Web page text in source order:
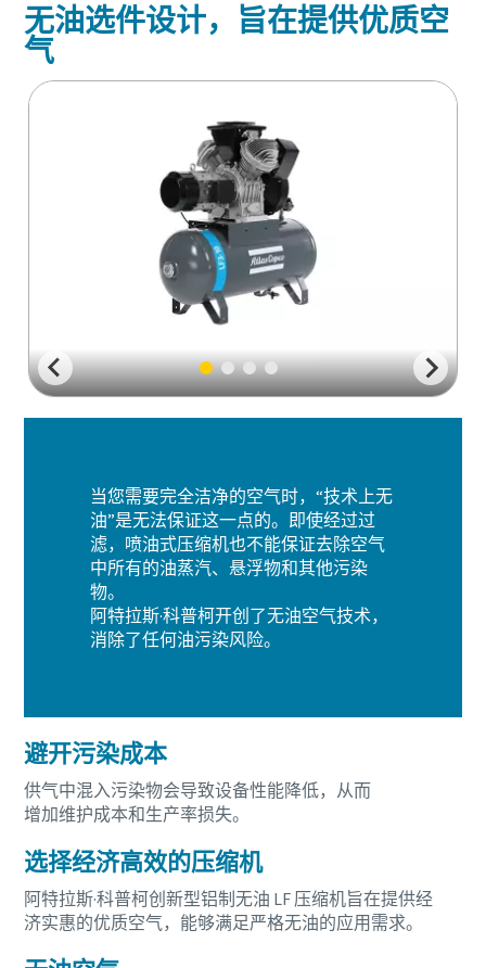
您需要了解的一切关于气力输送流程的信息
了解如何创建效率更高的气力输送流程。
无油选件设计，旨在提供优质空
气
当您需要完全洁净的空气时，“技术上无
油”是无法保证这一点的。即使经过过
滤，喷油式压缩机也不能保证去除空气
中所有的油蒸汽、悬浮物和其他污染
物。
阿特拉斯·科普柯开创了无油空气技术，
消除了任何油污染风险。
避开污染成本
供气中混入污染物会导致设备性能降低，从而
增加维护成本和生产率损失。
选择经济高效的压缩机
阿特拉斯·科普柯创新型铝制无油 LF 压缩机旨在提供经
济实惠的优质空气，能够满足严格无油的应用需求。